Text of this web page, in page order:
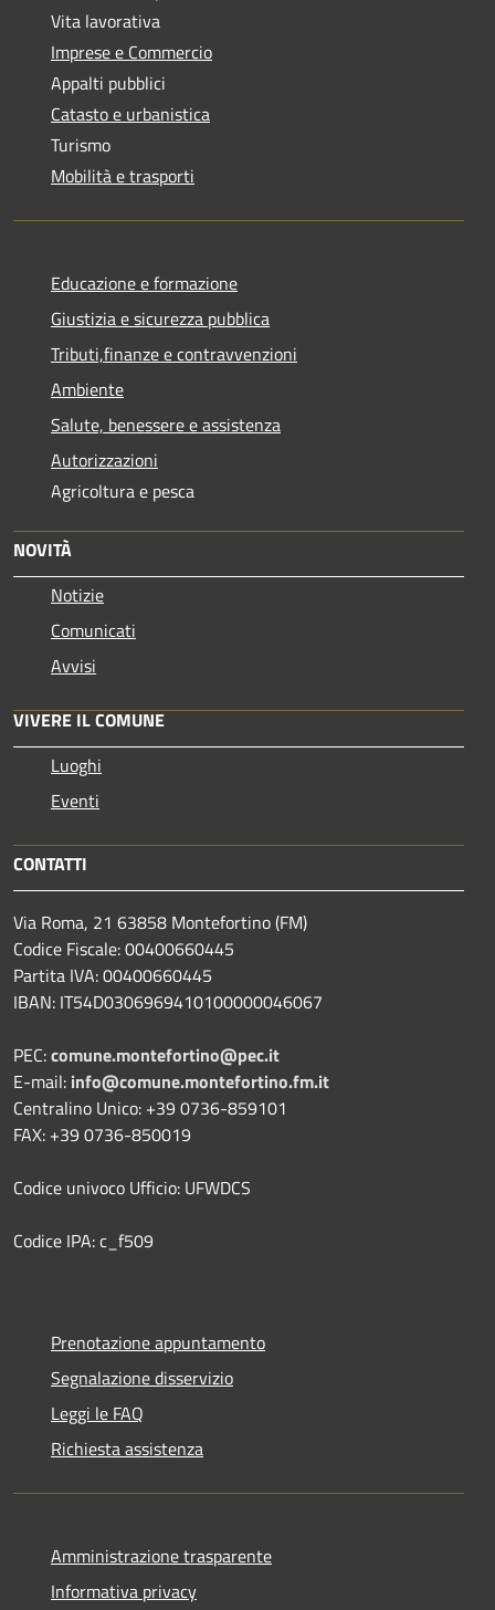
Vita lavorativa
Imprese e Commercio
Appalti pubblici
Catasto e urbanistica
Turismo
Mobilità e trasporti
Educazione e formazione
Giustizia e sicurezza pubblica
Tributi,finanze e contravvenzioni
Ambiente
Salute, benessere e assistenza
Autorizzazioni
Agricoltura e pesca
NOVITÀ
Notizie
Comunicati
Avvisi
VIVERE IL COMUNE
Luoghi
Eventi
CONTATTI
Via Roma, 21 63858 Montefortino (FM)
Codice Fiscale: 00400660445
Partita IVA: 00400660445
IBAN: IT54D0306969410100000046067
PEC:comune.montefortino@pec.it
E-mail: info@comune.montefortino.fm.it
Centralino Unico: +39 0736-859101
FAX: +39 0736-850019
Codice univoco Ufficio: UFWDCS
Codice IPA: c_f509
Prenotazione appuntamento
Segnalazione disservizio
Leggi le FAQ
Richiesta assistenza
Amministrazione trasparente
Informativa privacy